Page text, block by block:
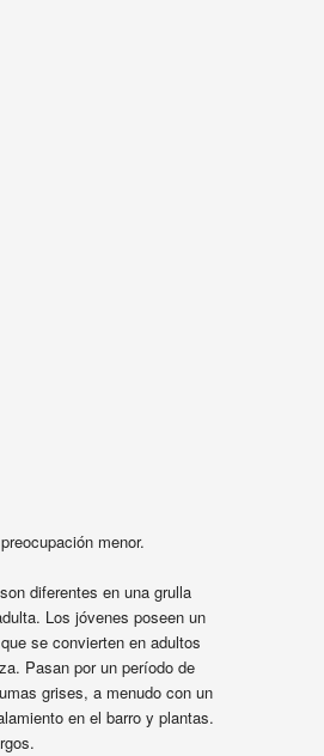
menor.
diferentes en una grulla
Los jóvenes poseen un
se convierten en adultos
Pasan por un período de
grises, a menudo con un
en el barro y plantas.